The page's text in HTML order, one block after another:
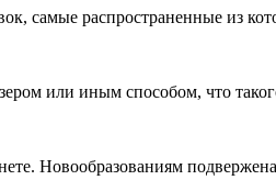
самые распространенные из
или иным способом, что
Новообразованиям